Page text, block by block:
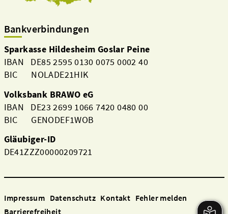
Bankverbindungen
Sparkasse Hildesheim Goslar Peine
IBAN DE85 2595 0130 0075 0002 40
BIC NOLADE21HIK
Volksbank BRAWO eG
IBAN DE23 2699 1066 7420 0480 00
BIC GENODEF1WOB
Gläubiger-ID
DE41ZZZ00000209721
Impressum Datenschutz Kontakt Fehler melden
Barrierefreiheit